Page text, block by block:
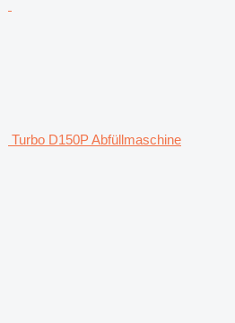
Turbo D150P Abfüllmaschine